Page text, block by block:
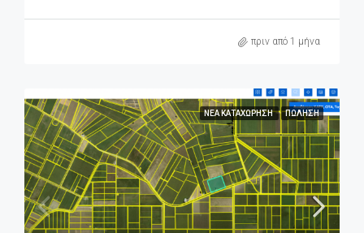
πριν από 1 μήνα
ΝΈΑ ΚΑΤΑΧΏΡΗΣΗ ΠΏΛΗΣΗ